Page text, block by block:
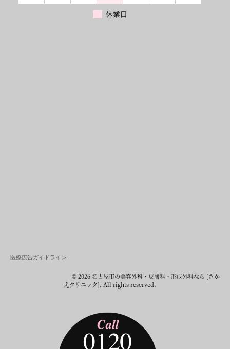
休業日
医療広告ガイドライン
© 2026 名古屋市の美容外科・皮膚科・形成外科なら [さか
えクリニック]. All rights reserved.